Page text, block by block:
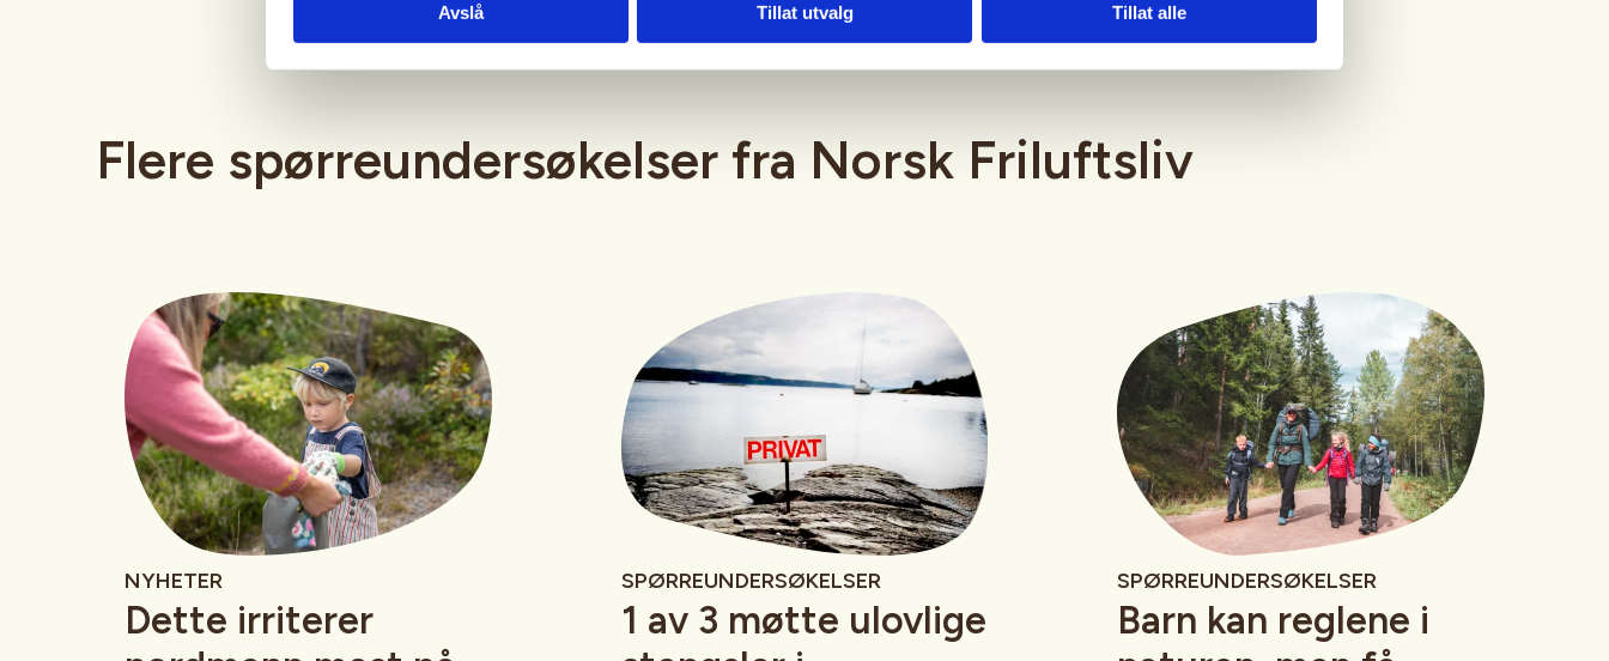
Avslå Tillat utvalg Tillat alle
Flere spørreundersøkelser fra Norsk Friluftsliv
NYHETER
Dette irriterer
SPØRREUNDERSØKELSER
1 av 3 møtte ulovlige
SPØRREUNDERSØKELSER
Barn kan reglene i